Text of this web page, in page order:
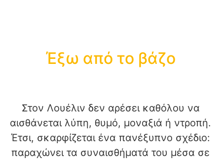
Έξω από το βάζο
Στον Λουέλιν δεν αρέσει καθόλου να
αισθάνεται λύπη, θυμό, μοναξιά ή ντροπή.
Έτσι, σκαρφίζεται ένα πανέξυπνο σχέδιο:
παραχώνει τα συναισθήματά του μέσα σε